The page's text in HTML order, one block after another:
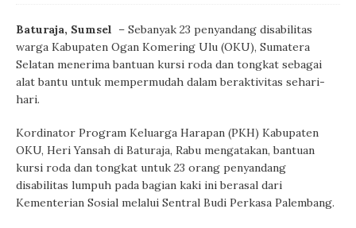
Baturaja, Sumsel – Sebanyak 23 penyandang disabilitas
warga Kabupaten Ogan Komering Ulu (OKU), Sumatera
Selatan menerima bantuan kursi roda dan tongkat sebagai
alat bantu untuk mempermudah dalam beraktivitas sehari-
hari.
Kordinator Program Keluarga Harapan (PKH) Kabupaten
OKU, Heri Yansah di Baturaja, Rabu mengatakan, bantuan
kursi roda dan tongkat untuk 23 orang penyandang
disabilitas lumpuh pada bagian kaki ini berasal dari
Kementerian Sosial melalui Sentral Budi Perkasa Palembang.